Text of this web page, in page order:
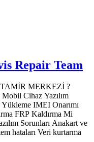
Repair Team
MERKEZİ ?️
donanım tamiri Yazılım çökmeleri ve sistem hataları Veri kurtarma